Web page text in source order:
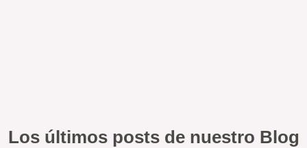
Los últimos posts de nuestro Blog